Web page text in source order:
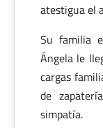
atestigua el
Su familia
Ángela le
cargas
de
simpatía.